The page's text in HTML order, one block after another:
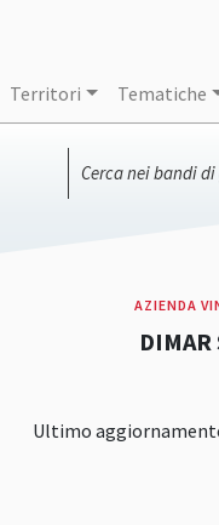
Territori Tematiche
AZIENDA
DIMAR
Ultimo